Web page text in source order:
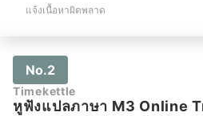
แจ้งเนื้อหาผิดพลาด
No.2
Timekettle
หูฟังแปลภาษา M3 Online